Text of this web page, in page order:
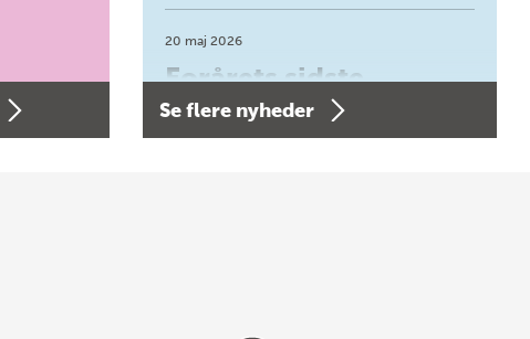
20 maj 2026
Forårets sidste
Bogtorsdag 11. juni
Se flere nyheder